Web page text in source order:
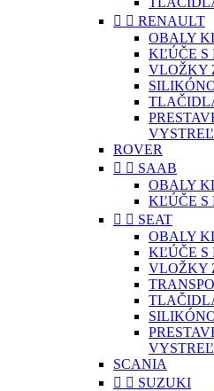
  RENAULT
OBALY
KĽÚČE S
VLOŽKY
ROVER
  SAAB
OBALY
KĽÚČE S
  SEAT
OBALY
KĽÚČE S
VLOŽKY
SCANIA
  SUZUKI